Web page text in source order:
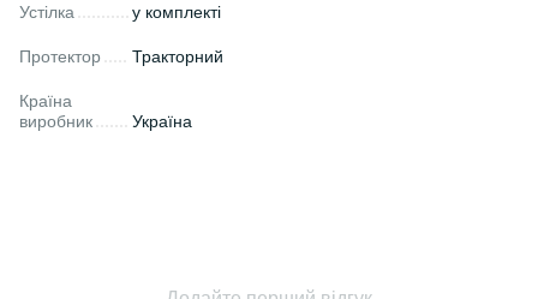
Устілка у комплекті
Протектор Тракторний
Країна
виробник
Україна